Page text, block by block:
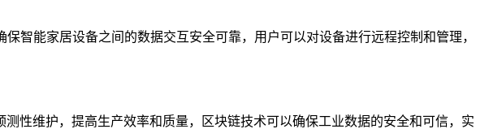
智能家居设备之间的数据交互安全可靠，用户可以对设备进行远程控制和管理，
性维护，提高生产效率和质量，区块链技术可以确保工业数据的安全和可信，实